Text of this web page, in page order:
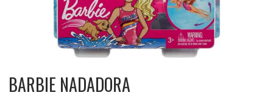
BARBIE NADADORA